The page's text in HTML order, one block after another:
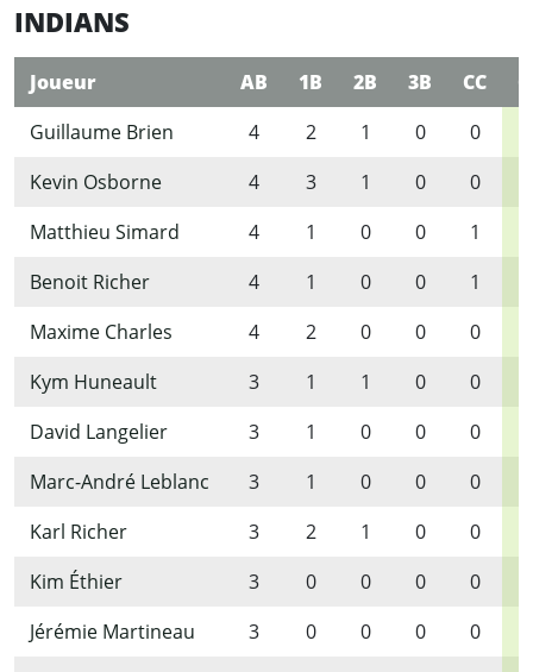
INDIANS
Joueur AB 1B 2B 3B CC
Guillaume Brien
4 2 1 0 0
Kevin Osborne
4 3 1 0 0
Matthieu Simard
4 1 0 0 1
Benoit Richer
4 1 0 0 1
Maxime Charles
4 2 0 0 0
Kym Huneault
3 1 1 0 0
David Langelier
3 1 0 0 0
Marc-André Leblanc
3 1 0 0 0
Karl Richer
3 2 1 0 0
Kim Éthier
3 0 0 0 0
Jérémie Martineau
3 0 0 0 0